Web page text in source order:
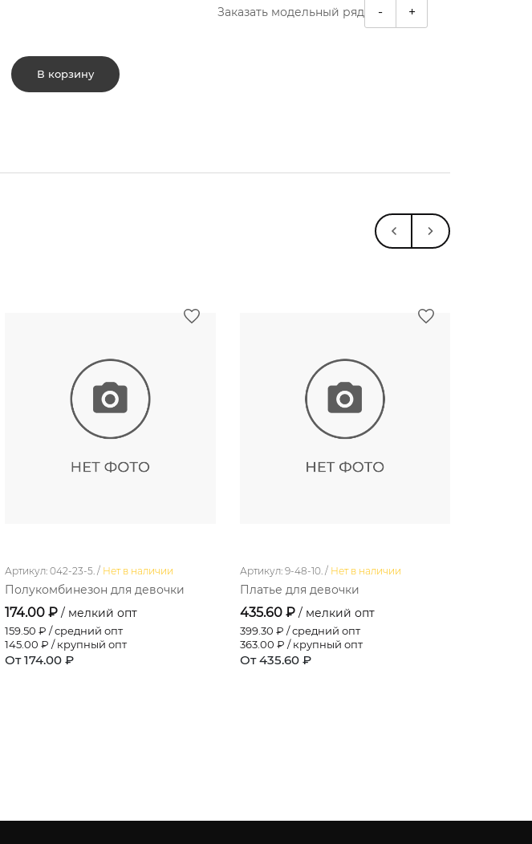
Заказать модельный ряд - +
В корзину
Артикул: 042-23-5. / Нет в наличии
Полукомбинезон для девочки
174.00 ₽ / мелкий опт
159.50 ₽ / средний опт
145.00 ₽ / крупный опт
От 174.00 ₽
Артикул: 9-48-10. / Нет в наличии
Платье для девочки
435.60 ₽ / мелкий опт
399.30 ₽ / средний опт
363.00 ₽ / крупный опт
От 435.60 ₽